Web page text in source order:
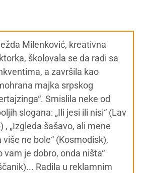
Milenković, kreativna
školovala se da radi sa
a završila kao
majka srpskog
Smislila neke od
slogana: „Ili jesi ili nisi“ (Lav
, „Izgleda šašavo, ali mene
više ne bole“ (Kosmodisk),
vam je dobro, onda ništa“
Radila u reklamnim